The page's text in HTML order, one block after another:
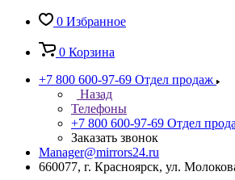
0 Избранное
0 Корзина
+7 800 600-97-69 Отдел продаж
Назад
Телефоны
+7 800 600-97-69 Отдел
Заказать звонок
Manager@mirrors24.ru
660077, г. Красноярск, ул.